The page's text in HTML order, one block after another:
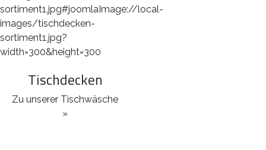
Tischdecken
Zu unserer Tischwäsche
»